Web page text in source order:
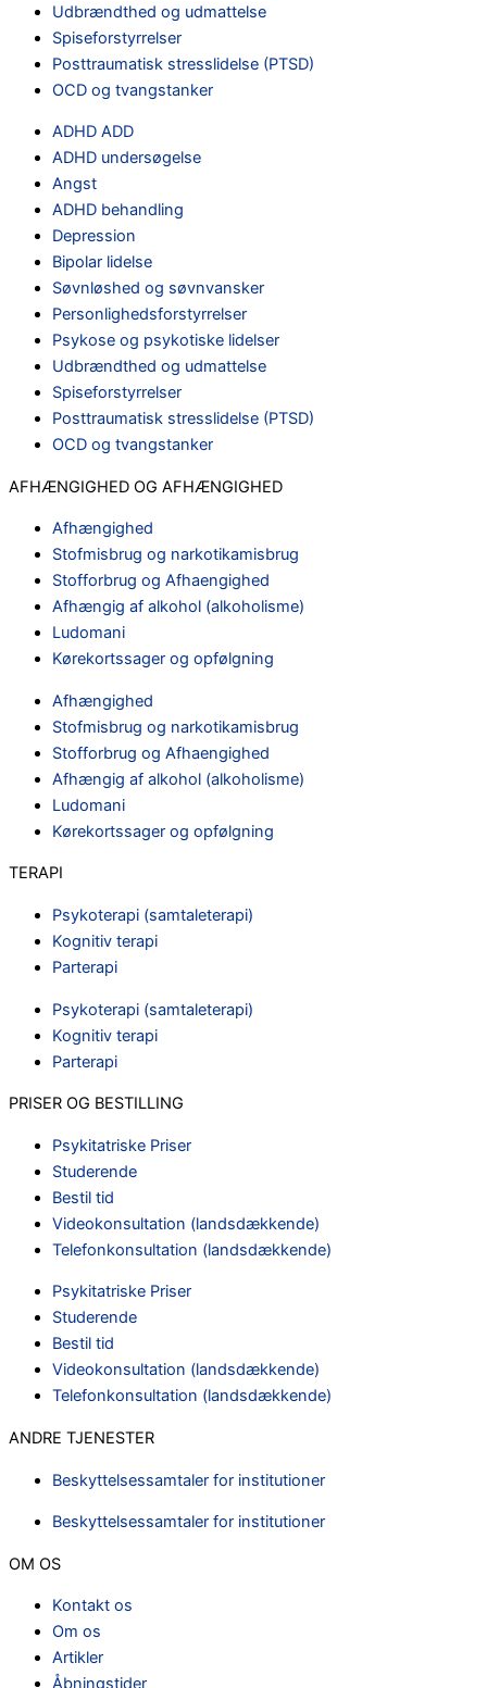
Udbrændthed og udmattelse
Spiseforstyrrelser
Posttraumatisk stresslidelse (PTSD)
OCD og tvangstanker
ADHD ADD
ADHD undersøgelse
Angst
ADHD behandling
Depression
Bipolar lidelse
Søvnløshed og søvnvansker
Personlighedsforstyrrelser
Psykose og psykotiske lidelser
Udbrændthed og udmattelse
Spiseforstyrrelser
Posttraumatisk stresslidelse (PTSD)
OCD og tvangstanker
AFHÆNGIGHED OG AFHÆNGIGHED
Afhængighed
Stofmisbrug og narkotikamisbrug
Stofforbrug og Afhaengighed
Afhængig af alkohol (alkoholisme)
Ludomani
Kørekortssager og opfølgning
Afhængighed
Stofmisbrug og narkotikamisbrug
Stofforbrug og Afhaengighed
Afhængig af alkohol (alkoholisme)
Ludomani
Kørekortssager og opfølgning
TERAPI
Psykoterapi (samtaleterapi)
Kognitiv terapi
Parterapi
Psykoterapi (samtaleterapi)
Kognitiv terapi
Parterapi
PRISER OG BESTILLING
Psykitatriske Priser
Studerende
Bestil tid
Videokonsultation (landsdækkende)
Telefonkonsultation (landsdækkende)
Psykitatriske Priser
Studerende
Bestil tid
Videokonsultation (landsdækkende)
Telefonkonsultation (landsdækkende)
ANDRE TJENESTER
Beskyttelsessamtaler for institutioner
Beskyttelsessamtaler for institutioner
OM OS
Kontakt os
Om os
Artikler
Åbningstider